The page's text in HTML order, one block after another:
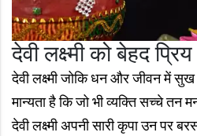
देवी लक्ष्मी को बेहद
देवी लक्ष्मी जोकि धन और जीवन में सुख
मान्यता है कि जो भी व्यक्ति सच्चे तन
देवी लक्ष्मी अपनी सारी कृपा उन पर